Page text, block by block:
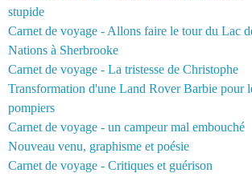
stupide
Carnet de voyage - Allons faire le tour du Lac
Nations à Sherbrooke
Carnet de voyage - La tristesse de Christophe
Transformation d'une Land Rover Barbie pour
pompiers
Carnet de voyage - un campeur mal embouché
Nouveau venu, graphisme et poésie
Carnet de voyage - Critiques et guérison